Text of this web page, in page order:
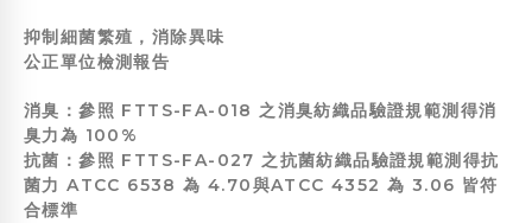
抑制細菌繁殖，消除異味
公正單位檢測報告
消臭：參照 FTTS-FA-018 之消臭紡織品驗證規範測得消
臭力為 100%
抗菌：參照 FTTS-FA-027 之抗菌紡織品驗證規範測得抗
菌力 ATCC 6538 為 4.70與ATCC 4352 為 3.06 皆符
合標準